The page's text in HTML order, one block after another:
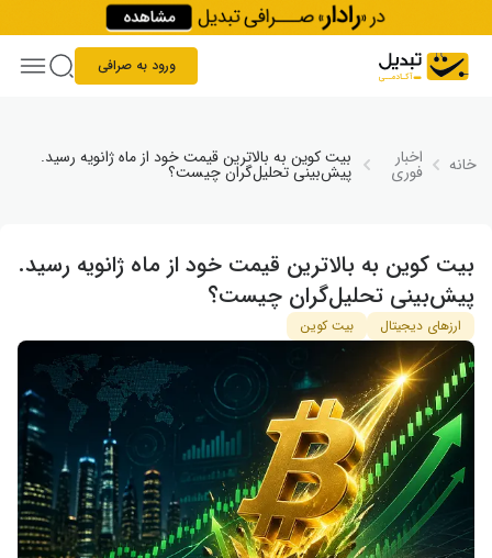
Skip to content
ورود به صرافی
خانه اخبار
فوری
بیت‌ کوین به بالاترین قیمت خود از ماه ژانویه رسید.
پیش‌بینی تحلیل‌گران چیست؟
بیت‌ کوین به بالاترین قیمت خود از ماه ژانویه رسید.
پیش‌بینی تحلیل‌گران چیست؟
ارزهای دیجیتال بیت کوین